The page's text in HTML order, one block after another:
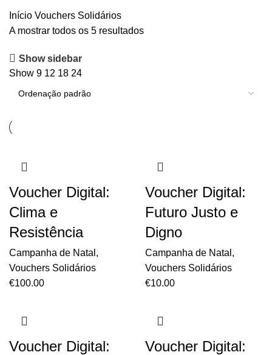
Início Vouchers Solidários
A mostrar todos os 5 resultados
Show sidebar
Show 9 12 18 24
Voucher Digital:
Clima e
Resistência
Campanha de Natal ,
Vouchers Solidários
€100.00
Voucher Digital:
Futuro Justo e
Digno
Campanha de Natal ,
Vouchers Solidários
€10.00
Voucher Digital:
Voucher Digital: